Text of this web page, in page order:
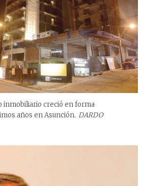
inmobiliario creció en forma
años en Asunción. DARDO